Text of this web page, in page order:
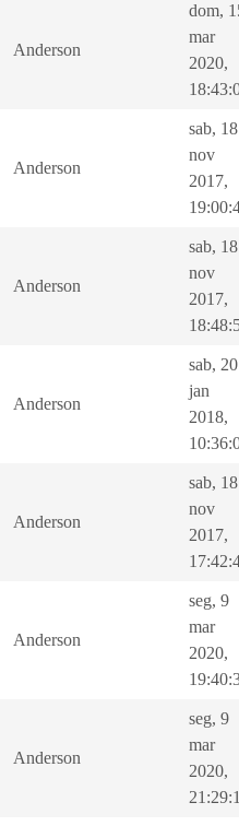
Anderson
dom,
mar
2020,
Anderson
sab, 18
nov
2017,
Anderson
sab, 18
nov
2017,
Anderson
sab, 20
jan
2018,
Anderson
sab, 18
nov
2017,
Anderson
seg, 9
mar
2020,
Anderson
seg, 9
mar
2020,